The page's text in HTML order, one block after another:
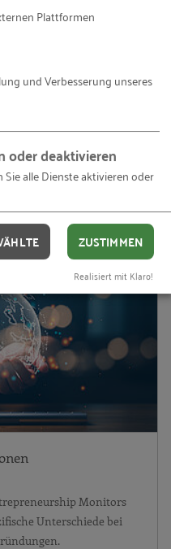
in der
Monitor
Monitors
Unterschiede bei
Plattformen
und Verbesserung unseres
oder deaktivieren
alle Dienste aktivieren oder
ZUSTIMMEN
Realisiert mit Klaro!